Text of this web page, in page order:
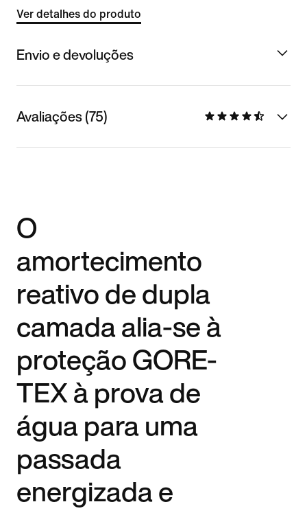
Ver detalhes do produto
Envio e devoluções
Avaliações (75)
O
amortecimento
reativo de dupla
camada alia-se à
proteção GORE-
TEX à prova de
água para uma
passada
energizada e